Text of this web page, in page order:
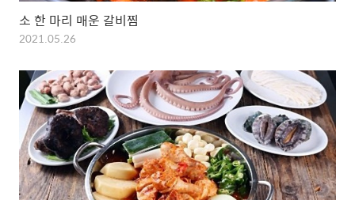
소 한 마리 매운 갈비찜
2021.05.26